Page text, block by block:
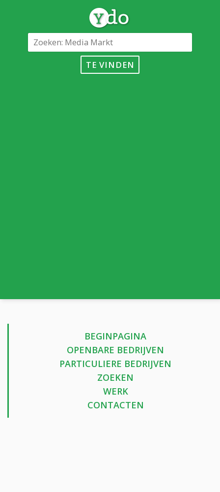
TE VINDEN
BEGINPAGINA
OPENBARE BEDRIJVEN
PARTICULIERE BEDRIJVEN
ZOEKEN
WERK
CONTACTEN